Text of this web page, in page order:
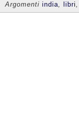
Argomenti india, libri